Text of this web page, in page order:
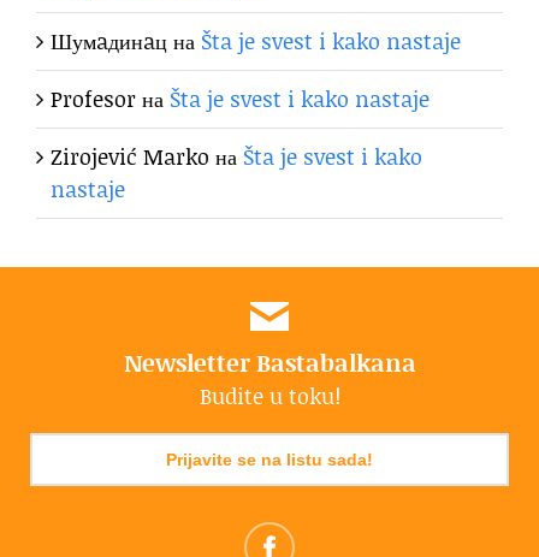
Шумaдинaцна Šta je svest i kako nastaje
Profesorна Šta je svest i kako nastaje
Zirojević Marko на Šta je svest i kako
nastaje
Newsletter Bastabalkana
Budite u toku!
Prijavite se na listu sada!